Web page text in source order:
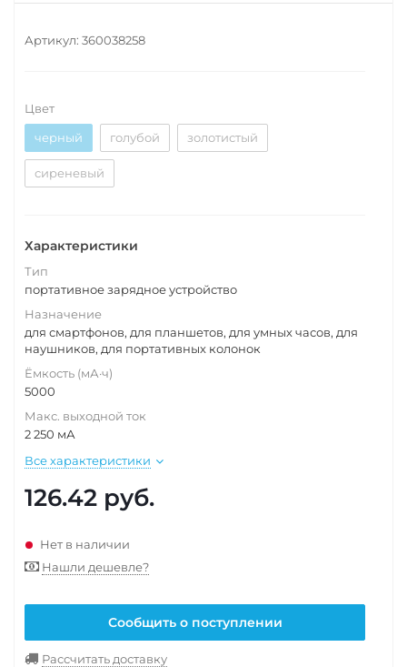
Артикул: 360038258
Цвет
черный
голубой золотистый
сиреневый
Характеристики
Тип
портативное зарядное устройство
Назначение
для смартфонов, для планшетов, для умных часов, для
наушников, для портативных колонок
Ёмкость (мА·ч)
5000
Макс. выходной ток
2 250 мА
Все характеристики
126.42 руб.
Нет в наличии
Нашли дешевле?
Сообщить о поступлении
Рассчитать доставку